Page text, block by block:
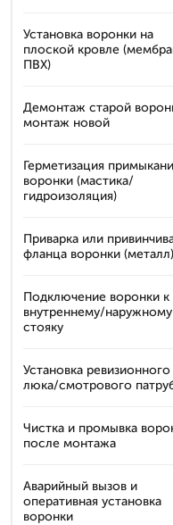
Установка воронки на
плоской кровле
ПВХ)
Демонтаж старой
монтаж новой
Герметизация
воронки (мастика/
гидроизоляция)
Приварка или
фланца воронки (металл)
Подключение воронки к
внутреннему/наружному
стояку
Установка ревизионного
люка/смотрового
Чистка и промывка
после монтажа
Аварийный вызов и
оперативная установка
воронки